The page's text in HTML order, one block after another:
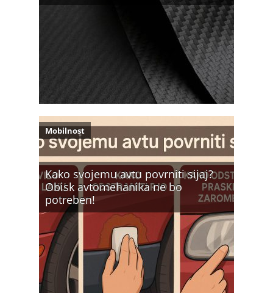
Kako svojemu avtu povrniti sijaj?
Obisk avtomehanika ne bo
potreben!
Mobilnost